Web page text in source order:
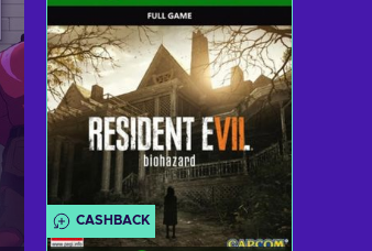
CASHBACK